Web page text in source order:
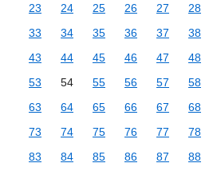
23
24 25 26 27 28
33
34 35 36 37 38
43
44 45 46 47 48
53
54 55 56 57 58
63
64 65 66 67 68
73
74 75 76 77 78
83
84 85 86 87 88